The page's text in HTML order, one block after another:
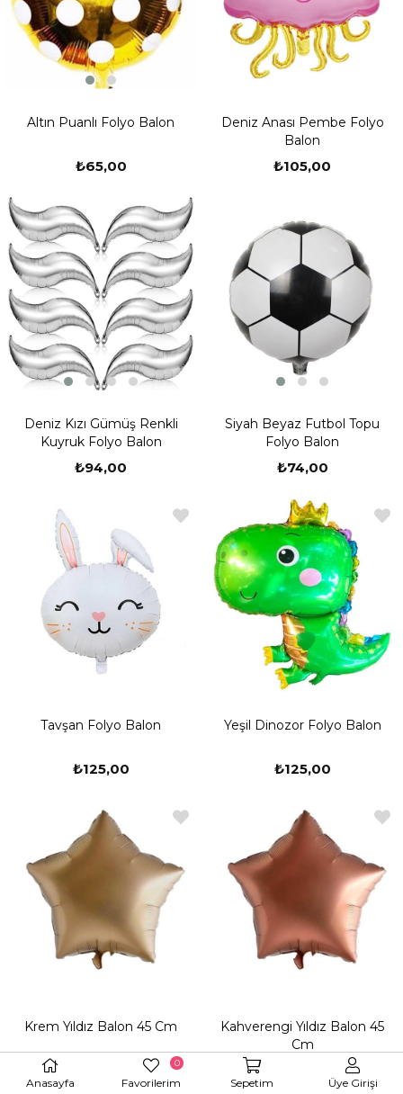
Altın Puanlı Folyo Balon
₺65,00
Deniz Anası Pembe Folyo
Balon
₺105,00
Deniz Kızı Gümüş Renkli
Kuyruk Folyo Balon
₺94,00
Siyah Beyaz Futbol Topu
Folyo Balon
₺74,00
Tavşan Folyo Balon
₺125,00
Yeşil Dinozor Folyo Balon
₺125,00
Krem Yıldız Balon 45 Cm
Kahverengi Yıldız Balon 45
Cm
Anasayfa Favorilerim
0
Sepetim Üye Girişi